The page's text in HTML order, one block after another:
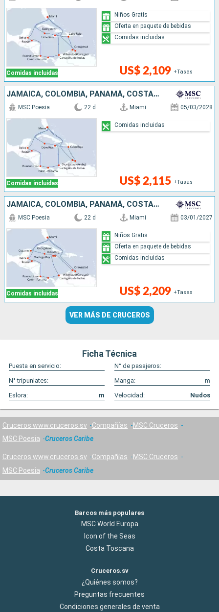
Comidas incluidas US$ 2,109 +Tasas
Niños Gratis
Oferta en paquete de bebidas
Comidas incluidas
JAMAICA, COLOMBIA, PANAMÁ, COSTA RICA, HONDURAS, BELICE, ESTADOS UNIDOS, ARUBA, REPÚBLICA DOMINICANA, ISLAS CAIMÁN
Comidas incluidas
MSC Poesia 22 d Miami 05/03/2028
US$ 2,115 +Tasas
Comidas incluidas
JAMAICA, COLOMBIA, PANAMÁ, COSTA RICA, HONDURAS, BELICE, ESTADOS UNIDOS, ARUBA, ISLAS CAIMÁN, MÉXICO
Comidas incluidas
MSC Poesia 22 d Miami 03/01/2027
US$ 2,209 +Tasas
Niños Gratis
Oferta en paquete de bebidas
Comidas incluidas
VER MÁS DE CRUCEROS
Ficha Técnica
Puesta en servicio:
N° de pasajeros:
N° tripunlates:
Manga:
m
Eslora:
m Velocidad: Nudos
Cruceros www.cruceros.sv Compañías
MSC Cruceros
MSC Poesia
Cruceros Caribe
Cruceros www.cruceros.sv Compañías
MSC Cruceros
MSC Poesia
Cruceros Caribe
Barcos más populares
MSC World Europa
Icon of the Seas
Costa Toscana
Cruceros.sv
¿Quiénes somos?
Preguntas frecuentes
Condiciones generales de venta